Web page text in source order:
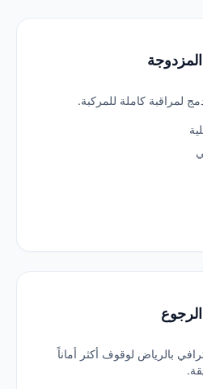
لمراقبة كاملة للمركبة.
بالرياض لوقوف أكثر أماناً